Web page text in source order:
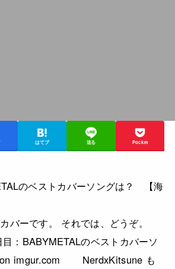
はてブ 送る Pocket
のベストカバーソングは？ 【海
バーです。 それでは、どうぞ。
：BABYMETALのベストカバーソ
on imgur.com NerdxKitsune も